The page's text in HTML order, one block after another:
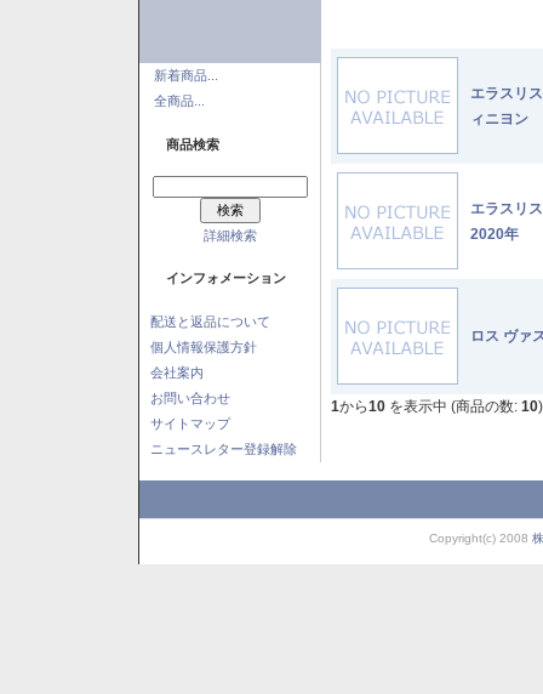
新着商品...
全商品...
商品検索
詳細検索
インフォメーション
配送と返品について
個人情報保護方針
会社案内
お問い合わせ
サイトマップ
ニュースレター登録解除
エラスリ
ィニヨン
エラスリ
2020年
ロス ヴァ
1から10 を表示中 (商品の数: 10)
Copyright(c) 2008